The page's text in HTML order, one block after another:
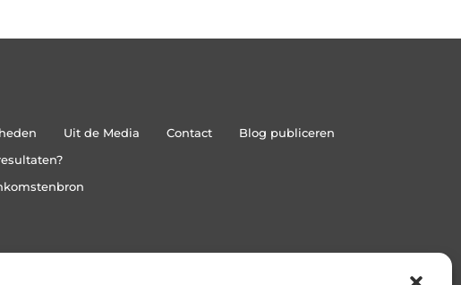
Uit de Media Contact
Blog publiceren